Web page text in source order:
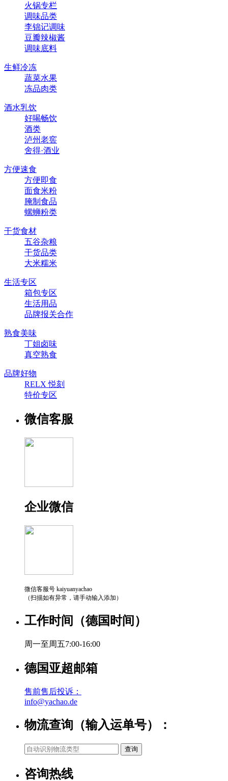
火锅专栏
调味品类
李锦记调味
豆瓣辣椒酱
调味底料
生鲜冷冻
蔬菜水果
冻品肉类
酒水乳饮
好喝畅饮
酒类
泸州老窖
舍得·酒业
方便速食
方便即食
面食米粉
腌制食品
螺蛳粉类
干货食材
五谷杂粮
干货品类
大米糯米
生活专区
箱包专区
生活用品
品牌报关合作
熟食美味
丁姐卤味
真空熟食
品牌好物
RELX 悦刻
特价专区
微信客服
企业微信
微信客服号 kaiyuanyachao
（扫描如有异常，请手动输入添加）
工作时间（德国时间）
周一至周五7:00-16:00
德国亚超邮箱
售前售后投诉：
info@yachao.de
物流查询（输入运单号）：
咨询热线